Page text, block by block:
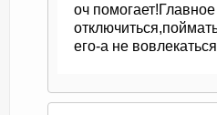
оч
его-а не